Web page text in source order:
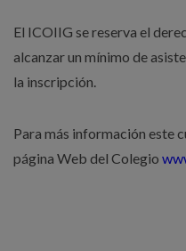
El ICOIIG se reserva el
alcanzar un mínimo de
la inscripción.
Para más información este
página Web del Colegio